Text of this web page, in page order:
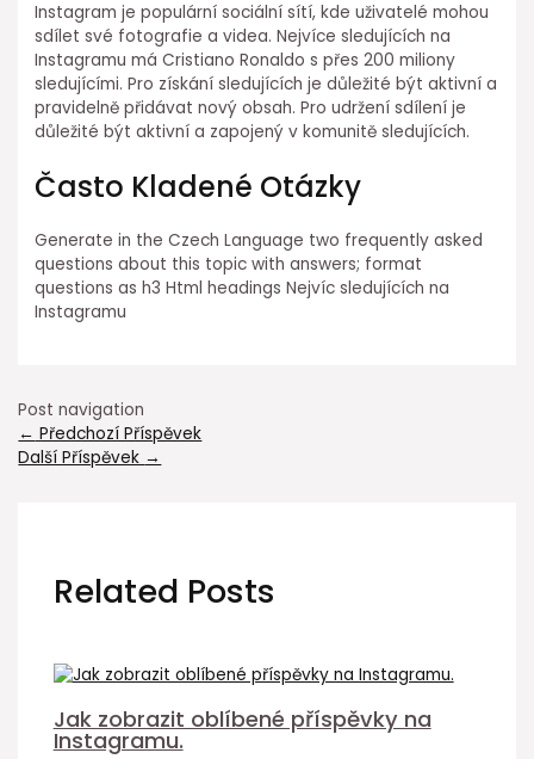
Instagram je populární sociální sítí, kde uživatelé mohou
sdílet své fotografie a videa. Nejvíce sledujících na
Instagramu má Cristiano Ronaldo s přes 200 miliony
sledujícími. Pro získání sledujících je důležité být aktivní a
pravidelně přidávat nový obsah. Pro udržení sdílení je
důležité být aktivní a zapojený v komunitě sledujících.
Často Kladené Otázky
Generate in the Czech Language two frequently asked
questions about this topic with answers; format
questions as h3 Html headings Nejvíc sledujících na
Instagramu
Post navigation
← Předchozí Příspěvek
Další Příspěvek →
Related Posts
Jak zobrazit oblíbené příspěvky na
Instagramu.